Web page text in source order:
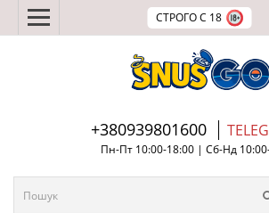
СТРОГО С 18
+380939801600
Пн-Пт 10:00-18:00 | Сб-Нд